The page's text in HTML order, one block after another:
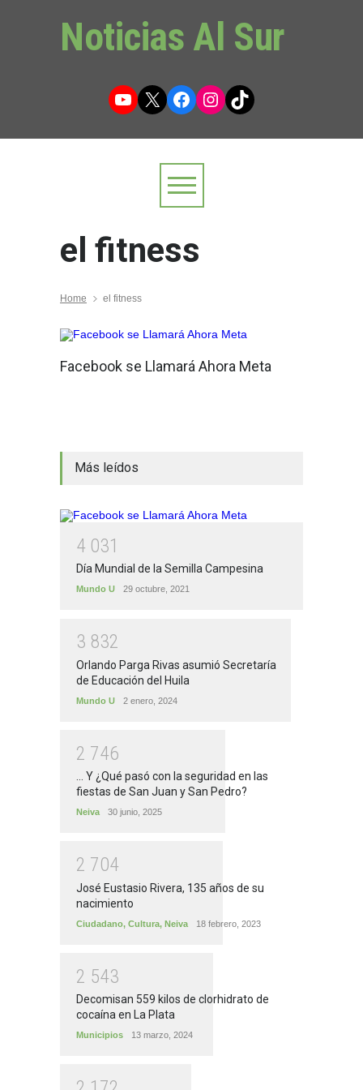
Noticias Al Sur
YouTube
X Facebook
Instagram
TikTok
el fitness
Home el fitness
Facebook se Llamará Ahora Meta
Más leídos
4 031
Día Mundial de la Semilla Campesina
Mundo U 29 octubre, 2021
3 832
Orlando Parga Rivas asumió Secretaría
de Educación del Huila
Mundo U 2 enero, 2024
2 746
... Y ¿Qué pasó con la seguridad en las
fiestas de San Juan y San Pedro?
Neiva 30 junio, 2025
2 704
José Eustasio Rivera, 135 años de su
nacimiento
Ciudadano, Cultura, Neiva 18 febrero, 2023
2 543
Decomisan 559 kilos de clorhidrato de
cocaína en La Plata
Municipios 13 marzo, 2024